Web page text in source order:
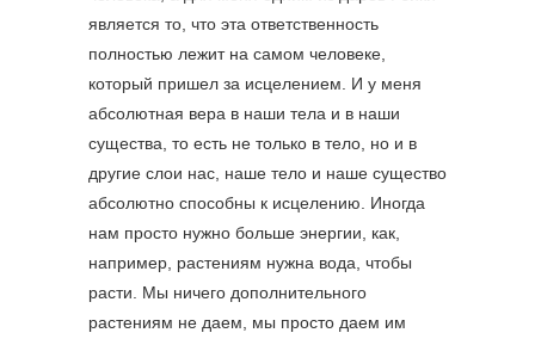
является то, что эта ответственность
полностью лежит на самом человеке,
который пришел за исцелением. И у меня
абсолютная вера в наши тела и в наши
существа, то есть не только в тело, но и в
другие слои нас, наше тело и наше существо
абсолютно способны к исцелению. Иногда
нам просто нужно больше энергии, как,
например, растениям нужна вода, чтобы
расти. Мы ничего дополнительного
растениям не даем, мы просто даем им